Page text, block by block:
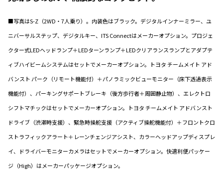
■写真はS-Z（2WD・7人乗り）。内装色はブラック。デジタルインナーミラー、ユ
ニバーサルステップ、デジタルキー、ITS Connectはメーカーオプション。プロジェ
クター式LEDヘッドランプ＋LEDターンランプ＋LEDクリアランスランプとアダプテ
ィブハイビームシステムはセットでメーカーオプション。トヨタ チームメイト アド
バンスト パーク（リモート機能付）＋パノラミックビューモニター（床下透過表示
機能付）、パーキングサポートブレーキ（後方歩行者＋周囲静止物）、エレクトロ
シフトマチックはセットでメーカーオプション。トヨタ チームメイト アドバンスト
ドライブ（渋滞時支援）、緊急時操舵支援（アクティブ操舵機能付）＋フロントクロ
ストラフィックアラート＋レーンチェンジアシスト、カラーヘッドアップディスプレ
イ、ドライバーモニターカメラはセットでメーカーオプション。快適利便パッケー
ジ（High）はメーカーパッケージオプション。